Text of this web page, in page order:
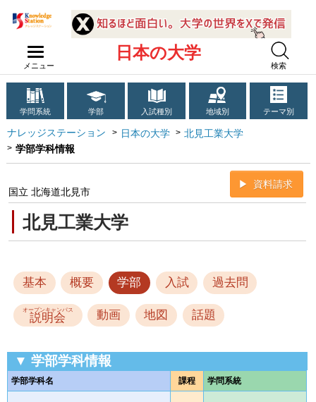
メニュー
日本の大学
検索
学問系統 学部 入試種別 地域別 テーマ別
ナレッジステーション 日本の大学
北見工業大学
学部学科情報
北見工業大学
国立 北海道北見市
資料請求
基本 概要 学部 入試 過去問
オープンキャンパス
説明会 動画 地図 話題
▼ 学部学科情報
学部学科名 課程 学問系統